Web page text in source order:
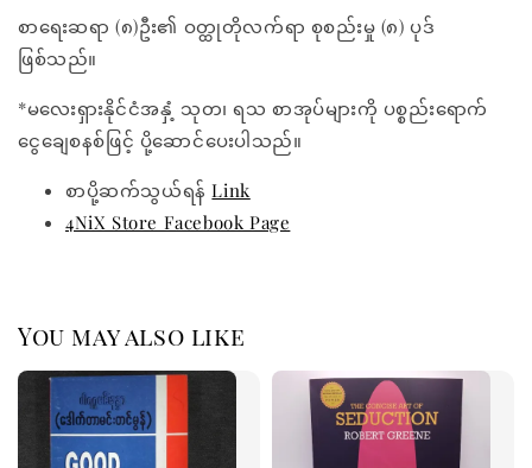
စာရေးဆရာ (၈)ဦး၏ ဝတ္ထုတိုလက်ရာ စုစည်းမှု (၈) ပုဒ်
ဖြစ်သည်။
*မလေးရှားနိုင်ငံအနှံ့ သုတ၊ ရသ စာအုပ်များကို ပစ္စည်းရောက်
ငွေချေစနစ်ဖြင့် ပို့ဆောင်ပေးပါသည်။
စာပို့ဆက်သွယ်ရန်Link
4NiX Store Facebook Page
You may also like